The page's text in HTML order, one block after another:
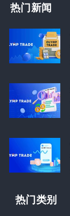
热门新闻
热门类别